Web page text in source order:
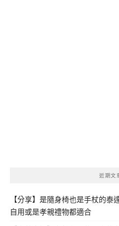
近期文
【分享】是隨身椅也是手杖的
自用或是孝親禮物都適合